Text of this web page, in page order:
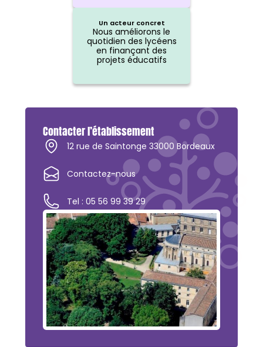
Un acteur concret
Nous améliorons le
quotidien des lycéens
en finançant des
projets éducatifs
Contacter l’établissement
12 rue de Saintonge 33000 Bordeaux
Contactez-nous
Tel : 05 56 99 39 29